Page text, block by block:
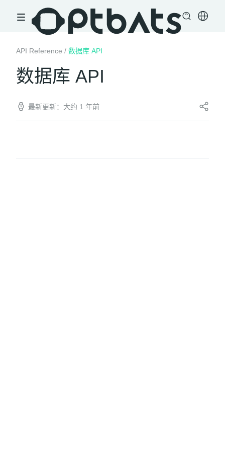
API Reference / 数据库 API
数据库 API
最新更新：大约 1 年前